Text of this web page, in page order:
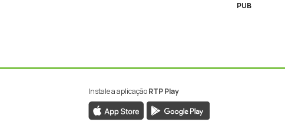
PUB
Instale a aplicaçãoRTP Play